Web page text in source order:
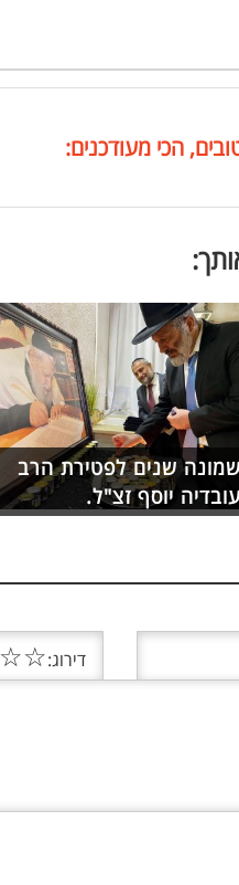
הכי מעודכנים:
שמונה שנים לפטירת הרב
עובדיה יוסף זצ"ל.
דירוג:☆
☆